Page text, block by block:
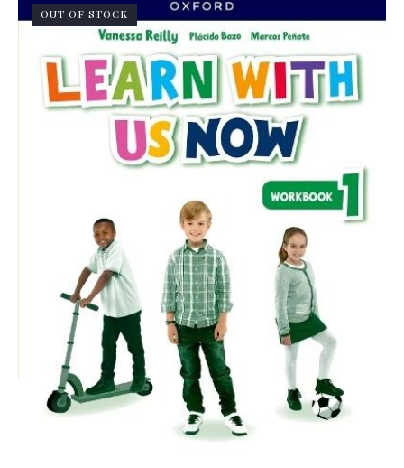
OUT OF STOCK